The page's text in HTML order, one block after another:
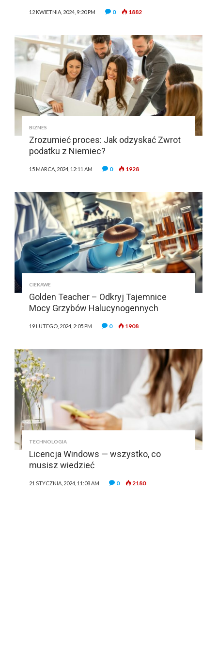
12 KWIETNIA, 2024, 9:20 PM 0 1882
BIZNES
Zrozumieć proces: Jak odzyskać Zwrot
podatku z Niemiec?
15 MARCA, 2024, 12:11 AM 0 1928
CIEKAWE
Golden Teacher – Odkryj Tajemnice
Mocy Grzybów Halucynogennych
19 LUTEGO, 2024, 2:05 PM 0 1908
TECHNOLOGIA
Licencja Windows — wszystko, co
musisz wiedzieć
21 STYCZNIA, 2024, 11:08 AM 0 2180